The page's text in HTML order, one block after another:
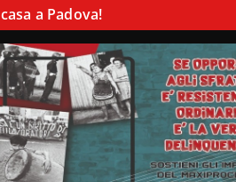
casa a Padova!